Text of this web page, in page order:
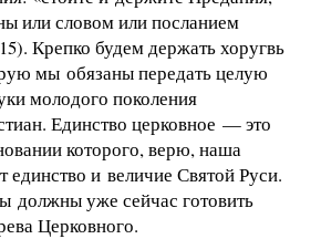
или словом или посланием
Крепко будем держать хоругвь
мы обязаны передать целую
молодого поколения
Единство церковное — это
которого, верю, наша
единство и величие Святой Руси.
должны уже сейчас готовить
Церковного.